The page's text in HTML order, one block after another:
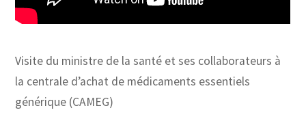
Visite du ministre de la santé et ses collaborateurs à
la centrale d’achat de médicaments essentiels
générique (CAMEG)